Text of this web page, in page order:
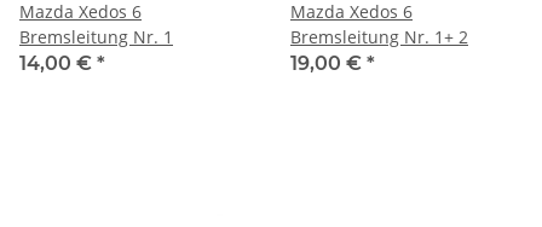
Mazda Xedos 6
Bremsleitung Nr. 1
14,00 € *
Mazda Xedos 6
Bremsleitung Nr. 1+ 2
19,00 € *